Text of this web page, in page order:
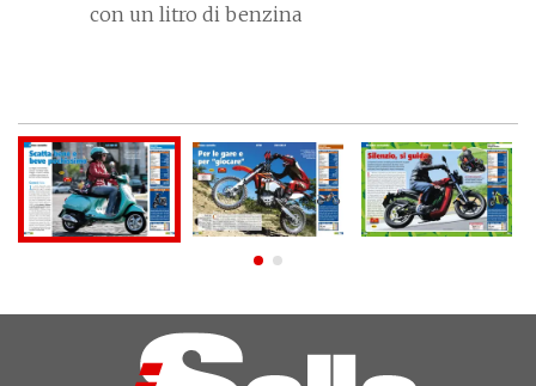
con un litro di benzina